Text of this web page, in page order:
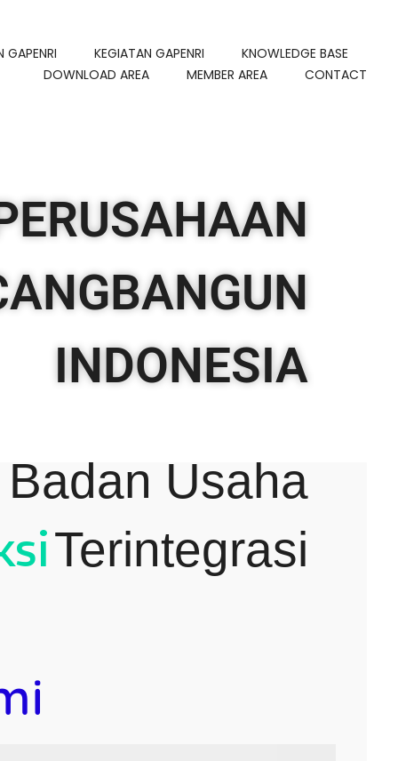
GAPENRI KEGIATAN GAPENRI
KNOWLEDGE BASE
DOWNLOAD AREA
MEMBER AREA CONTACT
INDONESIA
Usaha
Terintegrasi